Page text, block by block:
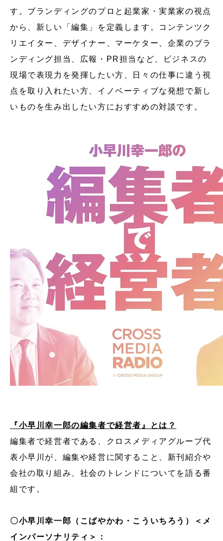
す。ブランディングのプロと起業家・実業家の視点
から、新しい「編集」を定義します。コンテンツク
リエイター、デザイナー、マーケター、企業のブラ
ンディング担当、広報・PR担当など、ビジネスの
現場で表現力を発揮したい方、日々の仕事に違う視
点を取り入れたい方、イノベーティブな発想で新し
いものを生み出したい方におすすめの対談です。
『小早川幸一郎の編集者で経営者』とは？
編集者で経営者である、クロスメディアグループ代
表小早川が、編集や経営に関すること、新刊紹介や
会社の取り組み、社会のトレンドについてを語る番
組です。
〇小早川幸一郎（こばやかわ・こういちろう）＜メ
インパーソナリティ＞：